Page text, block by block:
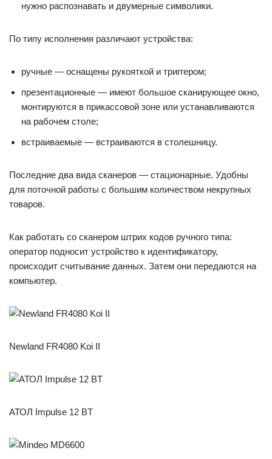
нужно распознавать и двумерные символики.
По типу исполнения различают устройства:
ручные — оснащены рукояткой и триггером;
презентационные — имеют большое сканирующее окно,
монтируются в прикассовой зоне или устанавливаются
на рабочем столе;
встраиваемые — встраиваются в столешницу.
Последние два вида сканеров — стационарные. Удобны
для поточной работы с большим количеством некрупных
товаров.
Как работать со сканером штрих кодов ручного типа:
оператор подносит устройство к идентификатору,
происходит считывание данных. Затем они передаются на
компьютер.
Newland FR4080 Koi II
АТОЛ Impulse 12 BT